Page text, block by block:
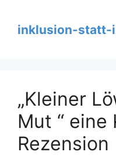
springeninklusion-statt-
„Kleiner
Mut “
Rezension